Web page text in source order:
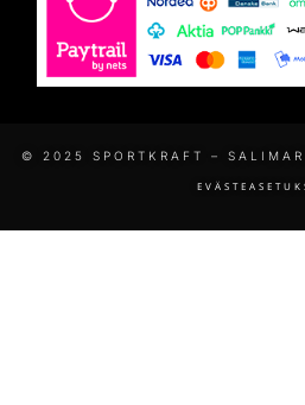
© 2025 SPORTKRAFT –